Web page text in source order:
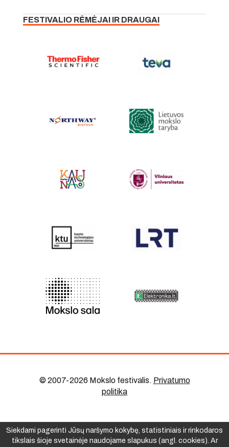
FESTIVALIO RĖMĖJAI IR DRAUGAI
© 2007-2026 Mokslo festivalis. Privatumo
politika
Siekdami pagerinti Jūsų naršymo kokybę, statistiniais ir rinkodaros
tikslais šioje svetainėje naudojame slapukus (angl. cookies). Ar